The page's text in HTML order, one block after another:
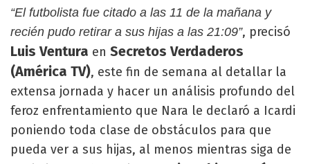
“El futbolista fue citado a las 11 de la mañana y
recién pudo retirar a sus hijas a las 21:09”, precisó
Luis Ventura en Secretos Verdaderos
(América TV), este fin de semana al detallar la
extensa jornada y hacer un análisis profundo del
feroz enfrentamiento que Nara le declaró a Icardi
poniendo toda clase de obstáculos para que
pueda ver a sus hijas, al menos mientras siga de